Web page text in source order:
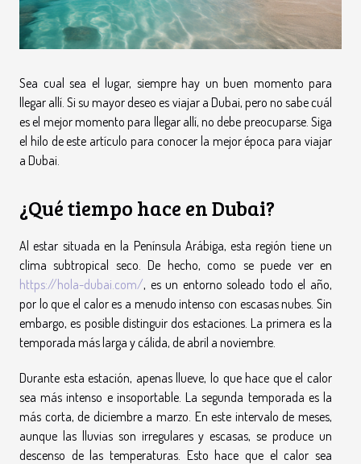
Sea cual sea el lugar, siempre hay un buen momento para
llegar allí. Si su mayor deseo es viajar a Dubai, pero no sabe cuál
es el mejor momento para llegar allí, no debe preocuparse. Siga
el hilo de este artículo para conocer la mejor época para viajar
a Dubai.
¿Qué tiempo hace en Dubai?
Al estar situada en la Península Arábiga, esta región tiene un
clima subtropical seco. De hecho, como se puede ver en
https://hola-dubai.com/, es un entorno soleado todo el año,
por lo que el calor es a menudo intenso con escasas nubes. Sin
embargo, es posible distinguir dos estaciones. La primera es la
temporada más larga y cálida, de abril a noviembre.
Durante esta estación, apenas llueve, lo que hace que el calor
sea más intenso e insoportable. La segunda temporada es la
más corta, de diciembre a marzo. En este intervalo de meses,
aunque las lluvias son irregulares y escasas, se produce un
descenso de las temperaturas. Esto hace que el calor sea